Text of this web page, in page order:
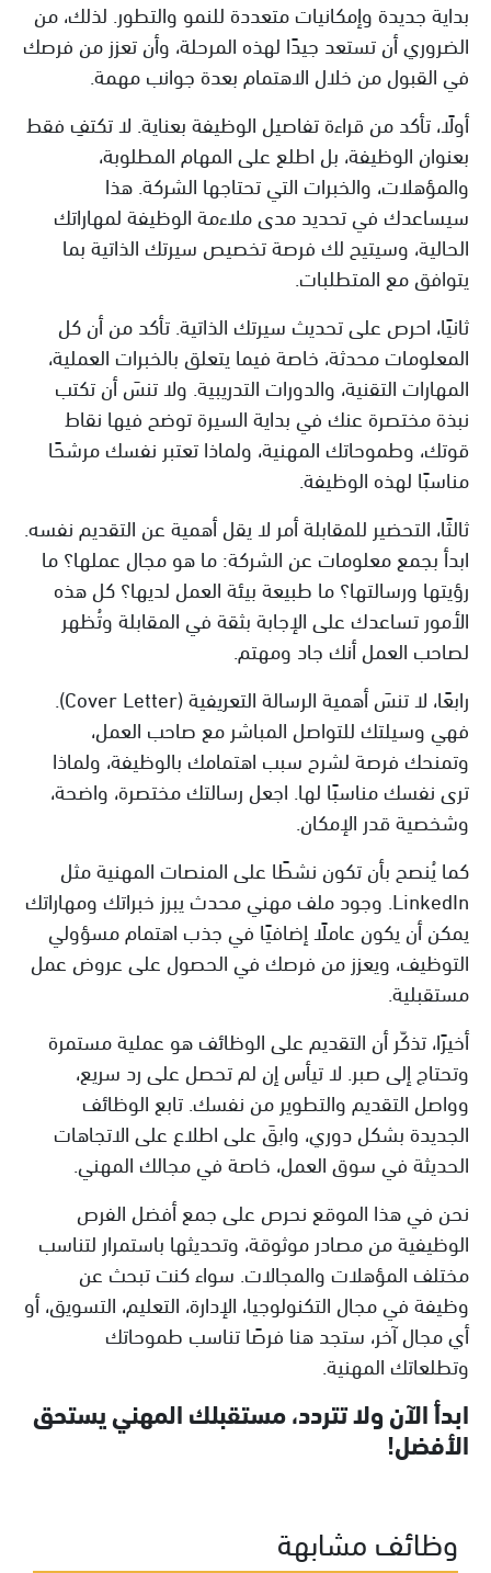
بداية جديدة وإمكانيات متعددة للنمو والتطور. لذلك، من
الضروري أن تستعد جيدًا لهذه المرحلة، وأن تعزز من فرصك
في القبول من خلال الاهتمام بعدة جوانب مهمة.
أولًا، تأكد من قراءة تفاصيل الوظيفة بعناية. لا تكتفِ فقط
بعنوان الوظيفة، بل اطلع على المهام المطلوبة،
والمؤهلات، والخبرات التي تحتاجها الشركة. هذا
سيساعدك في تحديد مدى ملاءمة الوظيفة لمهاراتك
الحالية، وسيتيح لك فرصة تخصيص سيرتك الذاتية بما
يتوافق مع المتطلبات.
ثانيًا، احرص على تحديث سيرتك الذاتية. تأكد من أن كل
المعلومات محدثة، خاصة فيما يتعلق بالخبرات العملية،
المهارات التقنية، والدورات التدريبية. ولا تنسَ أن تكتب
نبذة مختصرة عنك في بداية السيرة توضح فيها نقاط
قوتك، وطموحاتك المهنية، ولماذا تعتبر نفسك مرشحًا
مناسبًا لهذه الوظيفة.
ثالثًا، التحضير للمقابلة أمر لا يقل أهمية عن التقديم نفسه.
ابدأ بجمع معلومات عن الشركة: ما هو مجال عملها؟ ما
رؤيتها ورسالتها؟ ما طبيعة بيئة العمل لديها؟ كل هذه
الأمور تساعدك على الإجابة بثقة في المقابلة وتُظهر
لصاحب العمل أنك جاد ومهتم.
رابعًا، لا تنسَ أهمية الرسالة التعريفية (Cover Letter).
فهي وسيلتك للتواصل المباشر مع صاحب العمل،
وتمنحك فرصة لشرح سبب اهتمامك بالوظيفة، ولماذا
ترى نفسك مناسبًا لها. اجعل رسالتك مختصرة، واضحة،
وشخصية قدر الإمكان.
كما يُنصح بأن تكون نشطًا على المنصات المهنية مثل
LinkedIn. وجود ملف مهني محدث يبرز خبراتك ومهاراتك
يمكن أن يكون عاملًا إضافيًا في جذب اهتمام مسؤولي
التوظيف، ويعزز من فرصك في الحصول على عروض عمل
مستقبلية.
أخيرًا، تذكّر أن التقديم على الوظائف هو عملية مستمرة
وتحتاج إلى صبر. لا تيأس إن لم تحصل على رد سريع،
وواصل التقديم والتطوير من نفسك. تابع الوظائف
الجديدة بشكل دوري، وابقَ على اطلاع على الاتجاهات
الحديثة في سوق العمل، خاصة في مجالك المهني.
نحن في هذا الموقع نحرص على جمع أفضل الفرص
الوظيفية من مصادر موثوقة، وتحديثها باستمرار لتناسب
مختلف المؤهلات والمجالات. سواء كنت تبحث عن
وظيفة في مجال التكنولوجيا، الإدارة، التعليم، التسويق، أو
أي مجال آخر، ستجد هنا فرصًا تناسب طموحاتك
وتطلعاتك المهنية.
ابدأ الآن ولا تتردد، مستقبلك المهني يستحق
الأفضل!
وظائف مشابهة